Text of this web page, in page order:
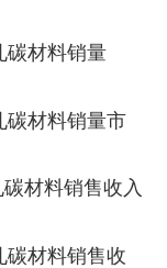
碳材料销量
碳材料销量市
材料销售收入
材料销售收